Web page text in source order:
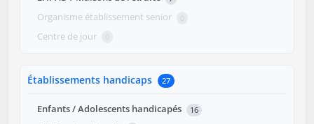
Organisme établissement senior 0
Centre de jour 0
Établissements handicaps 27
Enfants / Adolescents handicapés 16